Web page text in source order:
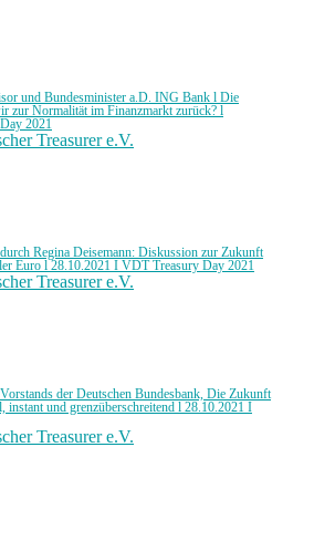
und Bundesminister a.D. ING Bank l Die
zur Normalität im Finanzmarkt zurück? l
2021
Treasurer e.V.
Regina Deisemann: Diskussion zur Zukunft
Euro l 28.10.2021 I VDT Treasury Day 2021
Treasurer e.V.
der Deutschen Bundesbank, Die Zukunft
instant und grenzüberschreitend l 28.10.2021 I
Treasurer e.V.